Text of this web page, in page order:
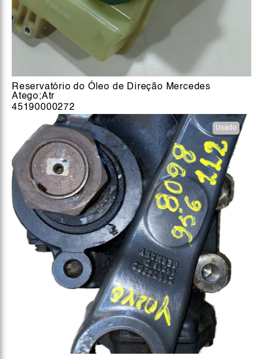
Reservatório do Óleo de Direção Mercedes
Atego;Atr
45190000272
Usado